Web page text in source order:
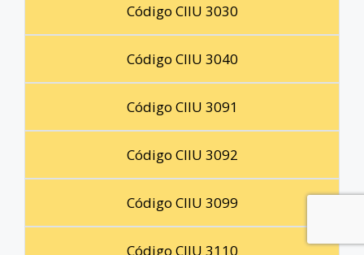
Código CIIU 3030
Código CIIU 3040
Código CIIU 3091
Código CIIU 3092
Código CIIU 3099
Código CIIU 3110